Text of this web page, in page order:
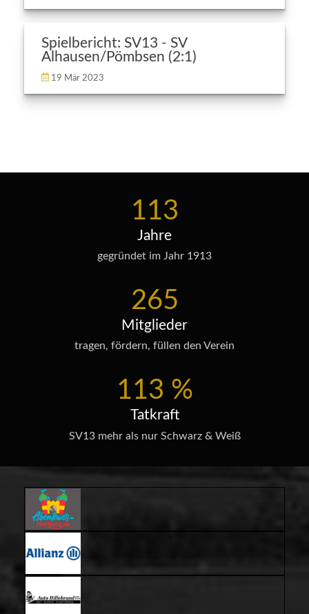
Spielbericht: SV13 - SV
Alhausen/Pömbsen (2:1)
19 Mär 2023
113
Jahre
gegründet im Jahr 1913
265
Mitglieder
tragen, fördern, füllen den Verein
113 %
Tatkraft
SV13 mehr als nur Schwarz & Weiß